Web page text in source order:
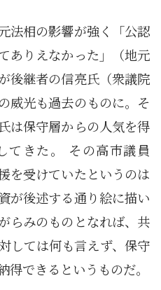
法相の影響が強く「公認
ありえなかった」（地元
後継者の信亮氏（衆議院
威光も過去のものに。そ
は保守層からの人気を得
てきた。 その高市議員
を受けていたというのは
が後述する通り絵に描い
らみのものとなれば、共
しては何も言えず、保守
できるというものだ。